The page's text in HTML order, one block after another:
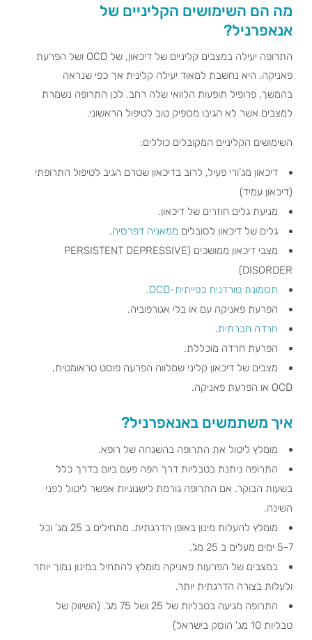
מה הם השימושים הקליניים של
אנאפרניל?
התרופה יעילה במצבים קליניים של דיכאון, של OCD ושל הפרעת
פאניקה. היא נחשבת למאוד יעילה קלינית אך כפי שנראה
בהמשך, פרופיל תופעות הלוואי שלה רחב. לכן התרופה נשמרת
למצבים אשר לא הגיבו מספיק טוב לטיפול הראשוני.
השימושים הקליניים המקובלים כוללים:
דיכאון מג’ורי פעיל, לרוב בדיכאון שטרם הגיב לטיפול התרופתי
(דיכאון עמיד)
מניעת גלים חוזרים של דיכאון.
גלים של דיכאון לסובלים ממאניה דפרסיה.
מצבי דיכאון ממושכים (PERSISTENT DEPRESSIVE
DISORDER)
תסמונת טורדנית כפייתית-OCD
.
הפרעת פאניקה עם או בלי אגורפוביה.
חרדה חברתית.
הפרעת חרדה מוכללת.
מצבים של דיכאון קליני שמלווה הפרעה פוסט טראומטית,
OCD או הפרעת פאניקה.
איך משתמשים באנאפרניל?
מומלץ ליטול את התרופה בהשגחה של רופא.
התרופה ניתנת בטבליות דרך הפה פעם ביום בדרך כלל
בשעות הבוקר. אם התרופה גורמת לישנוניות אפשר ליטול לפני
השינה.
מומלץ להעלות מינון באופן הדרגתית. מתחילים ב 25 מג' וכל
5-7 ימים מעלים ב 25 מג'.
במצבים של הפרעות פאניקה מומלץ להתחיל במינון נמוך יותר
ולעלות בצורה הדרגתית יותר.
התרופה מגיעה בטבליות של 25 ושל 75 מג'. (השיווק של
טבליות 10 מג' הוסק בישראל)